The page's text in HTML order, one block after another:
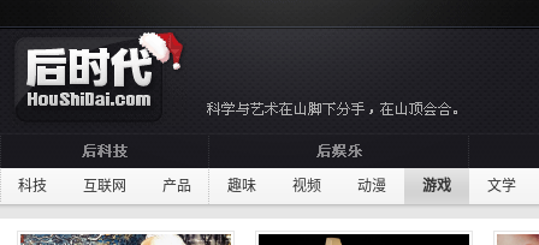
科技 互联网 产品 趣味 视频 动漫 游戏 文学